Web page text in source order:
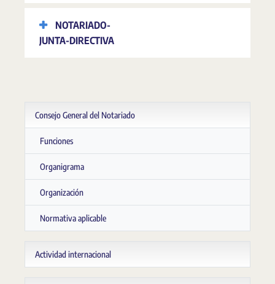
NOTARIADO-
JUNTA-DIRECTIVA
Consejo General del Notariado
Funciones
Organigrama
Organización
Normativa aplicable
Actividad internacional